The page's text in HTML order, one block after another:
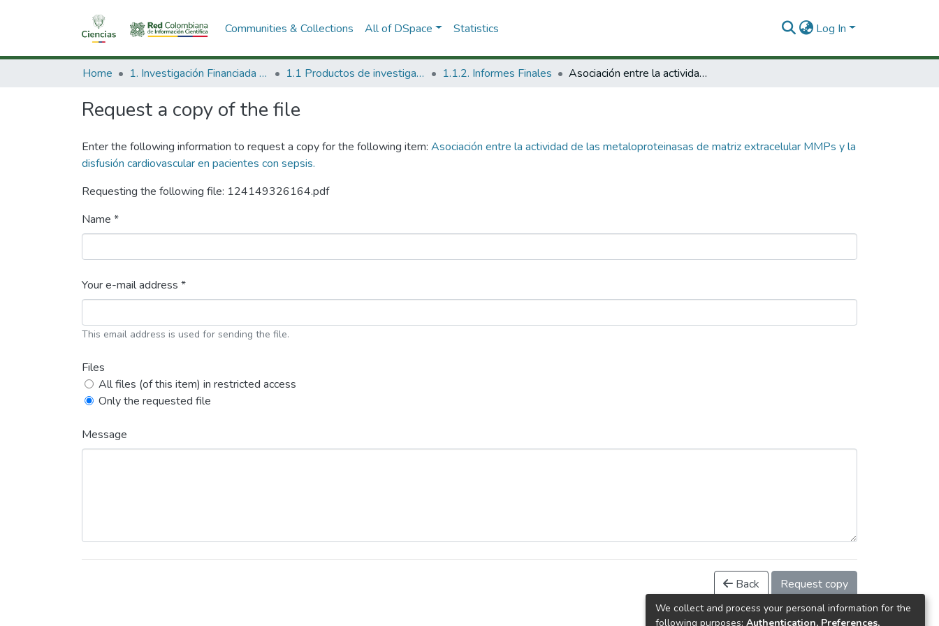
Communities & Collections All of DSpace Statistics Log In
Home 1. Investigación Financiada con Recursos Públicos 1.1 Productos de investigación 1.1.2. Informes Finales Asociación entre la actividad de las metaloproteinasas de matriz extracelular MMPs y la disfusión cardiovascular en pacientes con sepsis.
Request a copy of the file
Enter the following information to request a copy for the following item: Asociación entre la actividad de las metaloproteinasas de matriz extracelular MMPs y la
disfusión cardiovascular en pacientes con sepsis.
Requesting the following file: 124149326164.pdf
Name *
Your e-mail address *
This email address is used for sending the file.
Files
All files (of this item) in restricted access
Only the requested file
Message
Back Request copy
We collect and process your personal information for the
following purposes: Authentication, Preferences,